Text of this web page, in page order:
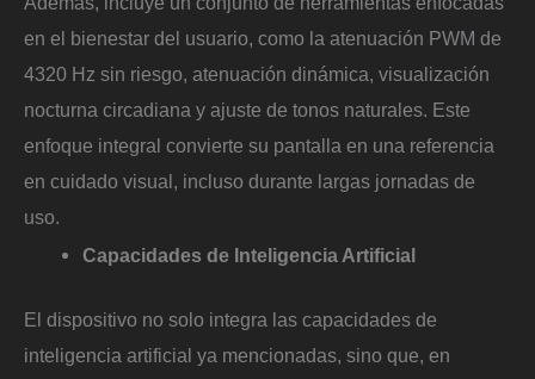
en el bienestar del usuario, como la atenuación PWM de
4320 Hz sin riesgo, atenuación dinámica, visualización
nocturna circadiana y ajuste de tonos naturales. Este
enfoque integral convierte su pantalla en una referencia
en cuidado visual, incluso durante largas jornadas de
uso.
Capacidades de Inteligencia Artificial
El dispositivo no solo integra las capacidades de
inteligencia artificial ya mencionadas, sino que, en